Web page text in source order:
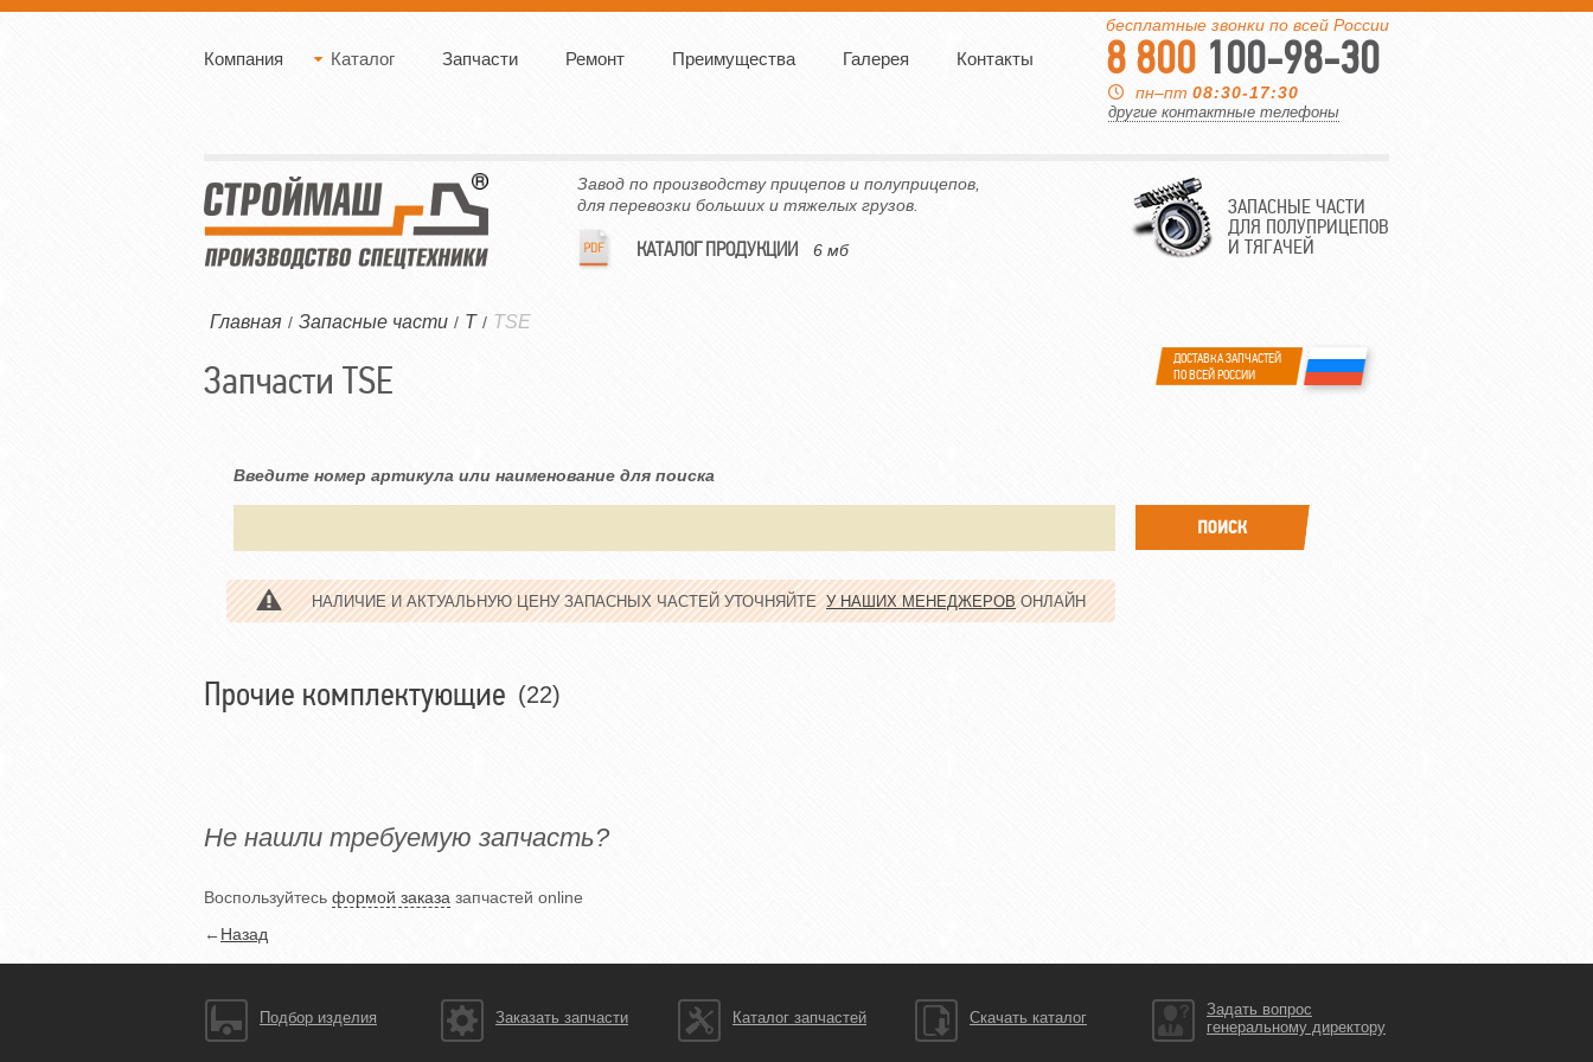
Компания Каталог Запчасти Ремонт Преимущества Галерея Контакты
бесплатные звонки по всей России
8 800 100-98-30
пн–пт 08:30-17:30
другие контактные телефоны
Завод по производству прицепов и полуприцепов,
для перевозки больших и тяжелых грузов.
КАТАЛОГ ПРОДУКЦИИ 6 мб
ЗАПАСНЫЕ ЧАСТИ
ДЛЯ ПОЛУПРИЦЕПОВ
И ТЯГАЧЕЙ
Главная / Запасные части / T / TSE
Запчасти TSE
ДОСТАВКА ЗАПЧАСТЕЙ
ПО ВСЕЙ РОССИИ
Введите номер артикула или наименование для поиска
НАЛИЧИЕ И АКТУАЛЬНУЮ ЦЕНУ ЗАПАСНЫХ ЧАСТЕЙ УТОЧНЯЙТЕУ НАШИХ МЕНЕДЖЕРОВОНЛАЙН
Прочие комплектующие (22)
Не нашли требуемую запчасть?
Воспользуйтесь формой заказа запчастей online
←Назад
Подбор изделия Заказать запчасти Каталог запчастей Скачать каталог
Задать вопрос
генеральному директору